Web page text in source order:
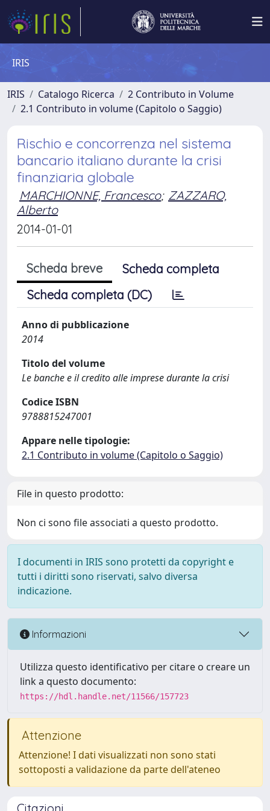
IRIS
IRIS Catalogo Ricerca
2 Contributo in Volume
2.1 Contributo in volume (Capitolo o Saggio)
Rischio e concorrenza nel sistema
bancario italiano durante la crisi
finanziaria globale
MARCHIONNE, Francesco; ZAZZARO,
Alberto
2014-01-01
Scheda breve
Scheda completa
Scheda completa (DC)
Anno di pubblicazione
2014
Titolo del volume
Le banche e il credito alle imprese durante la crisi
Codice ISBN
9788815247001
Appare nelle tipologie:
2.1 Contributo in volume (Capitolo o Saggio)
File in questo prodotto:
Non ci sono file associati a questo prodotto.
I documenti in IRIS sono protetti da copyright e
tutti i diritti sono riservati, salvo diversa
indicazione.
Informazioni
Utilizza questo identificativo per citare o creare un
link a questo documento:
https://hdl.handle.net/11566/157723
Attenzione
Attenzione! I dati visualizzati non sono stati
sottoposti a validazione da parte dell'ateneo